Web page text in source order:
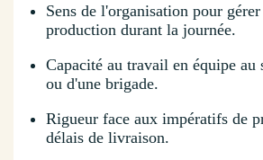
Sens de l'organisation pour
production durant la journée.
Capacité au travail en équipe au
ou d'une brigade.
Rigueur face aux impératifs de
délais de livraison.